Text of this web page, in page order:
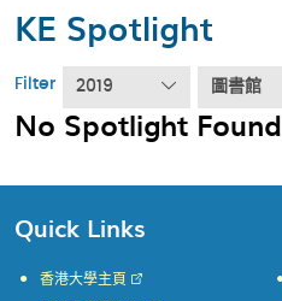
KE Spotlight
Filter 2019 圖書館
No Spotlight Found
Quick Links
香港大學主頁